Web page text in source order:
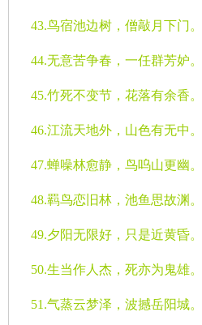
43.鸟宿池边树，僧敲月下门。
44.无意苦争春，一任群芳妒。
45.竹死不变节，花落有余香。
46.江流天地外，山色有无中。
47.蝉噪林愈静，鸟呜山更幽。
48.羁鸟恋旧林，池鱼思故渊。
49.夕阳无限好，只是近黄昏。
50.生当作人杰，死亦为鬼雄。
51.气蒸云梦泽，波撼岳阳城。